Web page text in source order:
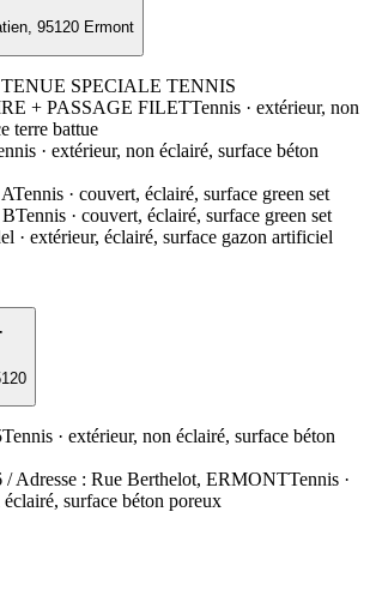
95120 Ermont
TENUE SPECIALE TENNIS
+ PASSAGE FILETTennis · extérieur, non
terre battue
· extérieur, non éclairé, surface béton
Tennis · couvert, éclairé, surface green set
Tennis · couvert, éclairé, surface green set
· extérieur, éclairé, surface gazon artificiel
Tennis · extérieur, non éclairé, surface béton
/ Adresse : Rue Berthelot, ERMONTTennis ·
surface béton poreux